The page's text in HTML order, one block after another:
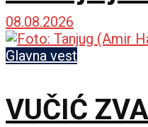
propaganda
08.08.2026
Glavna vest
VUČIĆ